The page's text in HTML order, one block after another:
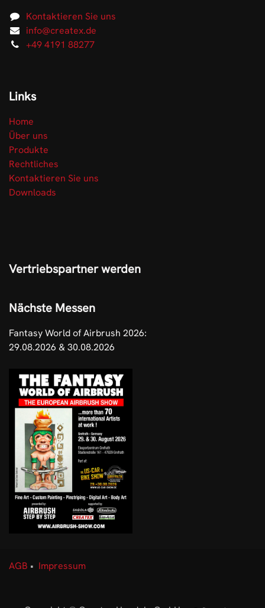
Kontaktieren Sie uns
info@createx.de
+49 4191 88277
Links
Home
Über uns
Produkte
Rechtliches
Kontaktieren Sie uns
Downloads
Vertriebspartner werden
Nächste Messen
Fantasy World of Airbrush 2026:
29.08.2026 & 30.08.2026
AGB • Impressum